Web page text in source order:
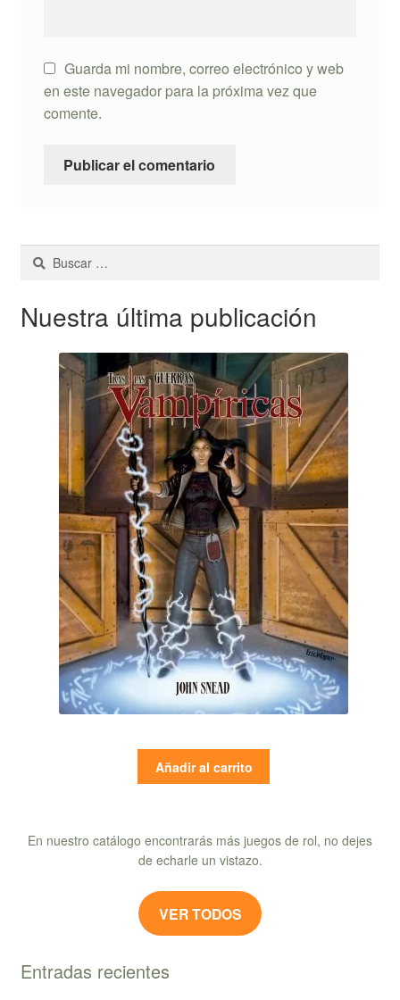
Guarda mi nombre, correo electrónico y web
en este navegador para la próxima vez que
comente.
Buscar:
Nuestra última publicación
Añadir al carrito
En nuestro catálogo encontrarás más juegos de rol, no dejes
de echarle un vistazo.
VER TODOS
Entradas recientes